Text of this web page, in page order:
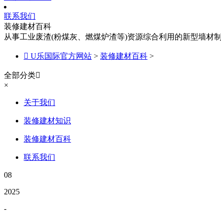
联系我们
装修建材百科
从事工业废渣(粉煤灰、燃煤炉渣等)资源综合利用的新型墙材
 U乐国际官方网站 > 装修建材百科 >
全部分类
×
关于我们
装修建材知识
装修建材百科
联系我们
08
2025
-